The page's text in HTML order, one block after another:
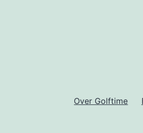
Over Golftime